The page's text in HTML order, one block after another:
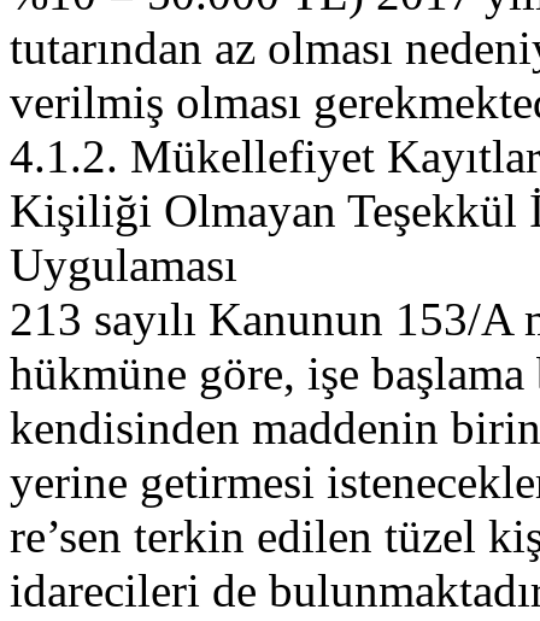
tutarından az olması
verilmiş olması
4.1.2. Mükellefiyet
Kişiliği Olmayan Teşekkül
Uygulaması
213 sayılı Kanunun 153/A
hükmüne göre, işe
kendisinden maddenin
yerine getirmesi
re’sen terkin edilen tüzel
idarecileri de